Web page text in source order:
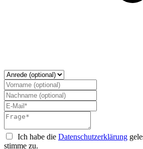
Ich habe die Datenschutzerklärung
stimme zu.